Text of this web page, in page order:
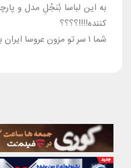
به این لباسا بُنجُلِ مدل و
کننده!!!!؟؟؟؟
شما ۱ سر تو مزون عروسا ایران بزن بعد نطر بده